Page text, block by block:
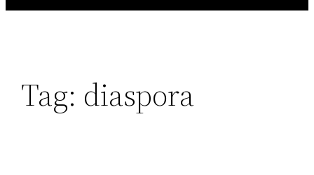
Tag: diaspora